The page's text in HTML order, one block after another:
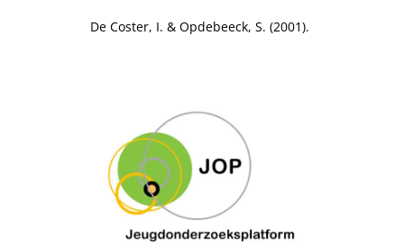
De Coster, I. & Opdebeeck, S. (2001).